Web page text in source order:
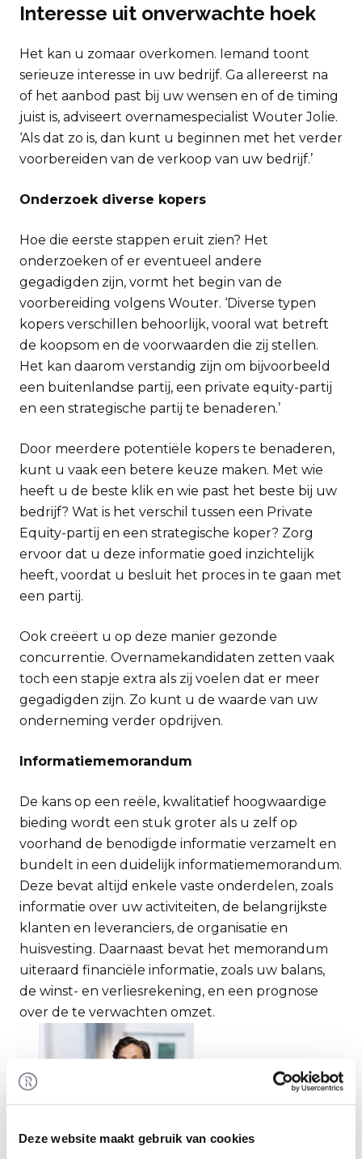
Deze website maakt gebruik van cookies
Interesse uit onverwachte hoek
Het kan u zomaar overkomen. Iemand toont
serieuze interesse in uw bedrijf. Ga allereerst na
of het aanbod past bij uw wensen en of de timing
juist is, adviseert overnamespecialist Wouter Jolie.
‘Als dat zo is, dan kunt u beginnen met het verder
voorbereiden van de verkoop van uw bedrijf.’
Onderzoek diverse kopers
Hoe die eerste stappen eruit zien? Het
onderzoeken of er eventueel andere
gegadigden zijn, vormt het begin van de
voorbereiding volgens Wouter. ‘Diverse typen
kopers verschillen behoorlijk, vooral wat betreft
de koopsom en de voorwaarden die zij stellen.
Het kan daarom verstandig zijn om bijvoorbeeld
een buitenlandse partij, een private equity-partij
en een strategische partij te benaderen.’
Door meerdere potentiële kopers te benaderen,
kunt u vaak een betere keuze maken. Met wie
heeft u de beste klik en wie past het beste bij uw
bedrijf? Wat is het verschil tussen een Private
Equity-partij en een strategische koper? Zorg
ervoor dat u deze informatie goed inzichtelijk
heeft, voordat u besluit het proces in te gaan met
een partij.
Ook creëert u op deze manier gezonde
concurrentie. Overnamekandidaten zetten vaak
toch een stapje extra als zij voelen dat er meer
gegadigden zijn. Zo kunt u de waarde van uw
onderneming verder opdrijven.
Informatiememorandum
De kans op een reële, kwalitatief hoogwaardige
bieding wordt een stuk groter als u zelf op
voorhand de benodigde informatie verzamelt en
bundelt in een duidelijk informatiememorandum.
Deze bevat altijd enkele vaste onderdelen, zoals
informatie over uw activiteiten, de belangrijkste
klanten en leveranciers, de organisatie en
huisvesting. Daarnaast bevat het memorandum
uiteraard financiële informatie, zoals uw balans,
de winst- en verliesrekening, en een prognose
over de te verwachten omzet.